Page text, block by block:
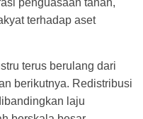
terhadap aset
terus berulang dari
berikutnya. Redistribusi
laju